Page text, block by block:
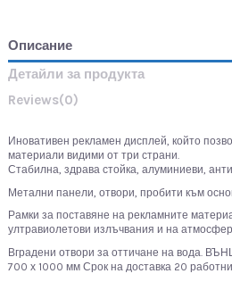
Описание
Детайли за продукта
Reviews(0)
Иновативен рекламен дисплей, който
материали видими от три страни.
Стабилна, здрава стойка, алуминиеви,
Метални панели, отвори, пробити към
Рамки за поставяне на рекламните
ултравиолетови излъчвания и на
Вградени отвори за оттичане на вода.
700 х 1000 мм Срок на доставка 20